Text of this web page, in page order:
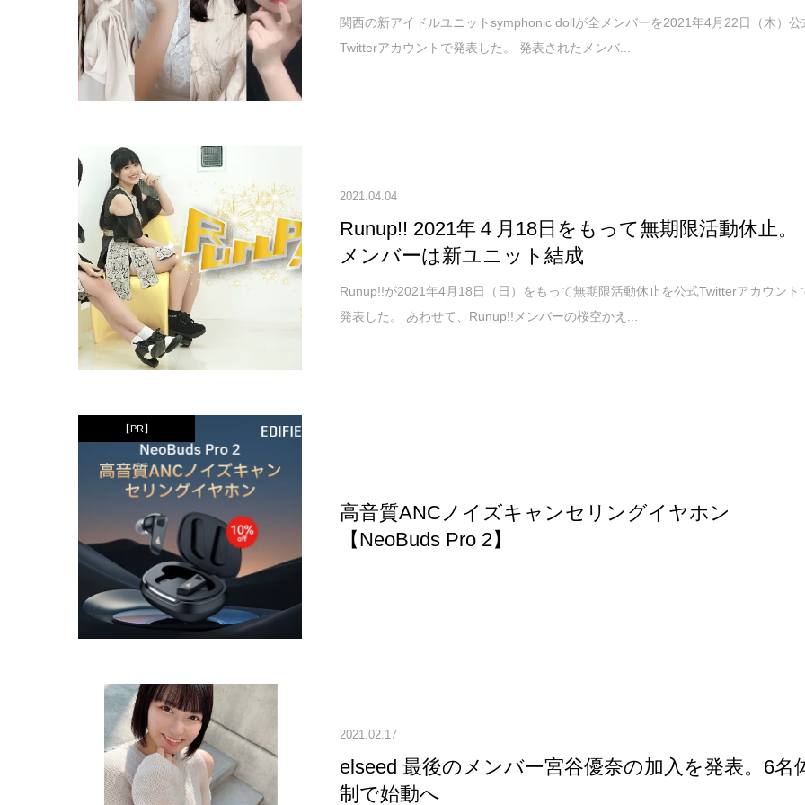
関西の新アイドルユニットsymphonic dollが全メンバーを2021年4月22日（木）公
Twitterアカウントで発表した。 発表されたメンバ...
2021.04.04
Runup!! 2021年４月18日をもって無期限活動休止。
メンバーは新ユニット結成
Runup!!が2021年4月18日（日）をもって無期限活動休止を公式Twitterアカウント
発表した。 あわせて、Runup!!メンバーの桜空かえ...
【PR】
高音質ANCノイズキャンセリングイヤホン
【NeoBuds Pro 2】
2021.02.17
elseed 最後のメンバー宮谷優奈の加入を発表。6名
制で始動へ